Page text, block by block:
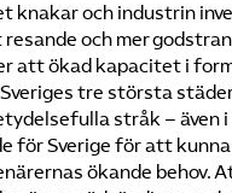
knakar och industrin
och mer
att ökad kapacitet i
tre största
stråk – även
för Sverige för att
ökande behov.